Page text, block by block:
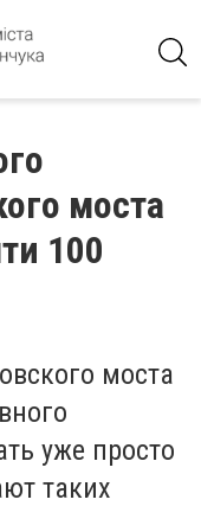
моста
100
моста
уже просто
таких